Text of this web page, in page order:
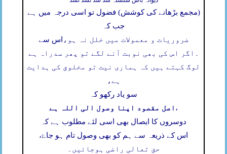
(مجمع بڑھانے کی کوشش) فضول تو اسی درجہ میں ہے
جب کہ
اس سے ضروریات و معمولات میں خلل نہ ہو،
اگر اس کی بھی نوبت آنے لگے تو پھر سدراہ ہے
لوگ کہتے ہیں کہ ہماری نیت تو مخلوق کی ہدایت
ہے،
سو یاد رکھو کہ
اصل مقصود اپنا وصول الی اللہ ہے ،
دوسروں کا ایصال بھی اسی لئے مطلوب ہے کہ
اس کے ذریعہ سے ہم کو بھی وصول تام ہو جاۓ،
حق تعالی راضی ہوجائیں۔